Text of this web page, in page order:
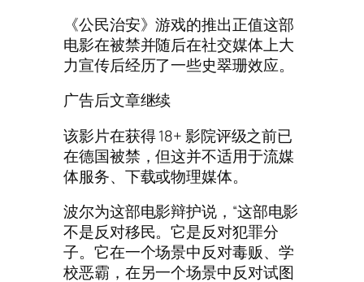
《公民治安》游戏的推出正值这部
电影在被禁并随后在社交媒体上大
力宣传后经历了一些史翠珊效应。
广告后文章继续
该影片在获得 18+ 影院评级之前已
在德国被禁，但这并不适用于流媒
体服务、下载或物理媒体。
波尔为这部电影辩护说，“这部电影
不是反对移民。它是反对犯罪分
子。它在一个场景中反对毒贩、学
校恶霸，在另一个场景中反对试图